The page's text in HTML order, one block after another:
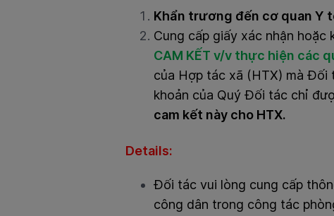
Khẩn trương đến cơ quan Y
Cung cấp giấy xác nhận hoặc
CAM KẾT v/v thực hiện các
của Hợp tác xã (HTX) mà Đối
khoản của Quý Đối tác chỉ
cam kết này cho HTX.
Details:
Đối tác vui lòng cung cấp
công dân trong công tác